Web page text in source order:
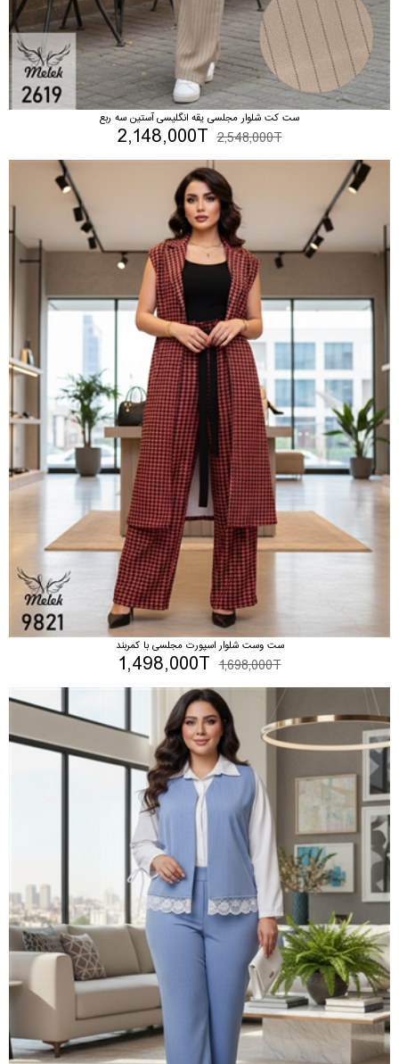
ست کت شلوار مجلسی یقه انگلیسی آستین سه ربع
2,548,000T
2,148,000T
ست وست شلوار اسپورت مجلسی با کمربند
1,698,000T
1,498,000T